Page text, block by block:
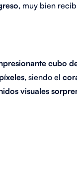
, muy bien
cubo
, siendo el
visuales